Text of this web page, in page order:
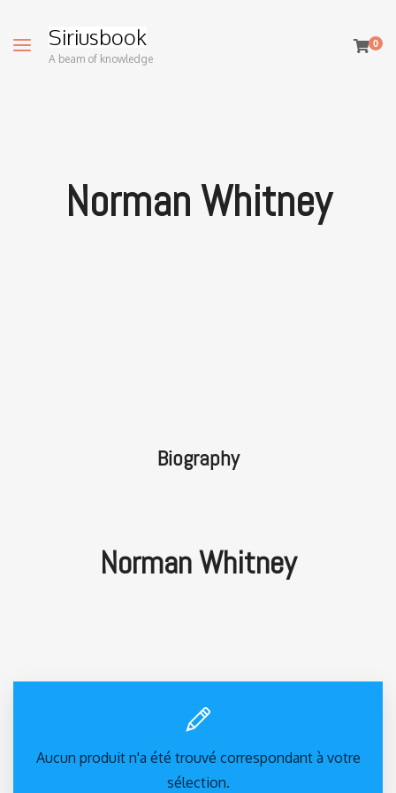
Siriusbook
A beam of knowledge
0
Norman Whitney
Biography
Norman Whitney
Aucun produit n'a été trouvé correspondant à votre
sélection.